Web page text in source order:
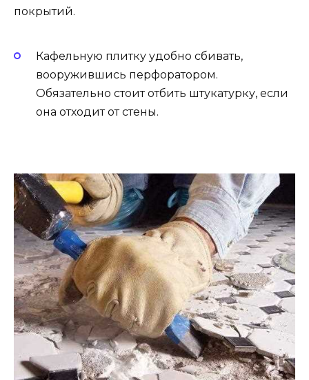
покрытий.
Кафельную плитку удобно сбивать,
вооружившись перфоратором.
Обязательно стоит отбить штукатурку, если
она отходит от стены.